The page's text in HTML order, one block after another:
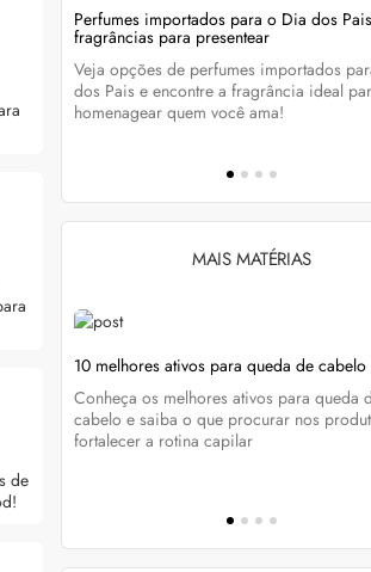
de
lo e
Perfumes importados para o Dia dos
fragrâncias para presentear
Veja opções de perfumes importados
dos Pais e encontre a fragrância ideal
homenagear quem você ama!
MAIS MATÉRIAS
10 melhores ativos para queda de cabelo
Conheça os melhores ativos para queda
cabelo e saiba o que procurar nos
fortalecer a rotina capilar